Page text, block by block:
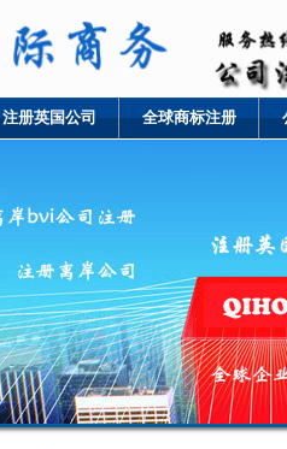
注册英国公司 全球商标注册